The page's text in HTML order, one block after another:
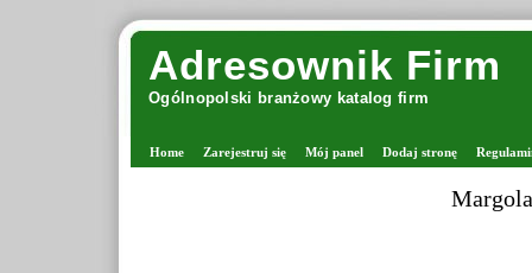
Adresownik Firm
Ogólnopolski branżowy katalog firm
Home Zarejestruj się Mój panel Dodaj stronę
Margolana